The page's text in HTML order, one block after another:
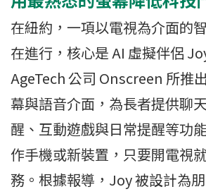
在紐約，一項以電視為介面的
在進行，核心是 AI 虛擬伴侶
AgeTech 公司 Onscreen 所推
幕與語音介面，為長者提供聊
醒、互動遊戲與日常提醒等功
作手機或新裝置，只要開電視
務。根據報導，Joy 被設計為